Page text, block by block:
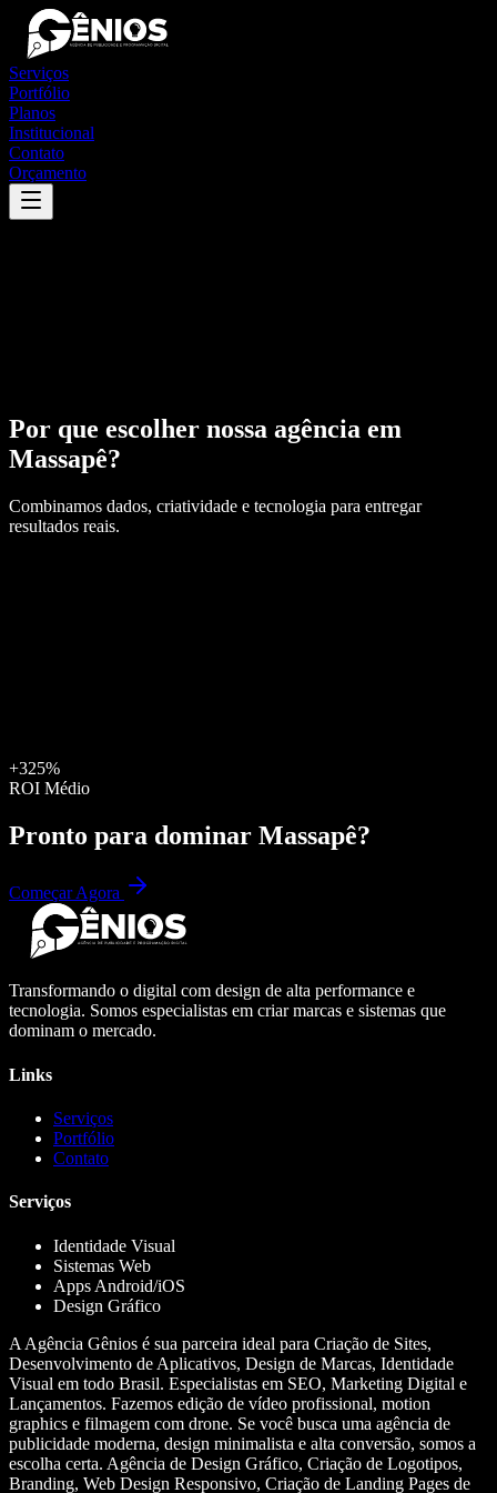
Serviços
Portfólio
Planos
Institucional
Contato
Orçamento
Por que escolher nossa agência em
Massapê?
Combinamos dados, criatividade e tecnologia para entregar
resultados reais.
+325%
ROI Médio
Pronto para dominar Massapê?
Começar Agora
Transformando o digital com design de alta performance e
tecnologia. Somos especialistas em criar marcas e sistemas que
dominam o mercado.
Links
Serviços
Portfólio
Contato
Serviços
Identidade Visual
Sistemas Web
Apps Android/iOS
Design Gráfico
A Agência Gênios é sua parceira ideal para Criação de Sites,
Desenvolvimento de Aplicativos, Design de Marcas, Identidade
Visual em todo Brasil. Especialistas em SEO, Marketing Digital e
Lançamentos. Fazemos edição de vídeo profissional, motion
graphics e filmagem com drone. Se você busca uma agência de
publicidade moderna, design minimalista e alta conversão, somos a
escolha certa. Agência de Design Gráfico, Criação de Logotipos,
Branding, Web Design Responsivo, Criação de Landing Pages de